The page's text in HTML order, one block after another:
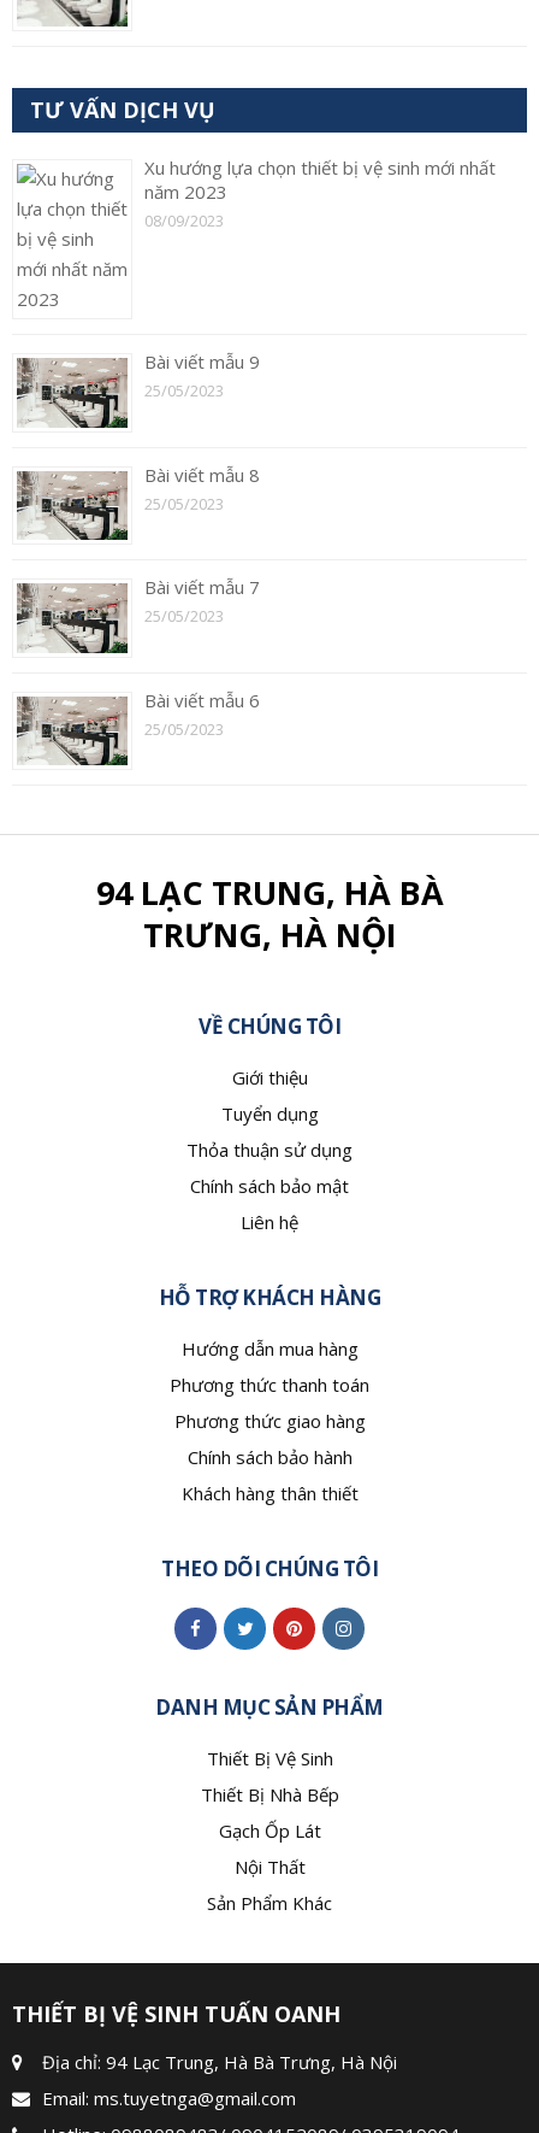
TƯ VẤN DỊCH VỤ
Xu hướng lựa chọn thiết bị vệ sinh mới nhất
năm 2023
08/09/2023
Bài viết mẫu 9
25/05/2023
Bài viết mẫu 8
25/05/2023
Bài viết mẫu 7
25/05/2023
Bài viết mẫu 6
25/05/2023
94 LẠC TRUNG, HÀ BÀ
TRƯNG, HÀ NỘI
VỀ CHÚNG TÔI
Giới thiệu
Tuyển dụng
Thỏa thuận sử dụng
Chính sách bảo mật
Liên hệ
HỖ TRỢ KHÁCH HÀNG
Hướng dẫn mua hàng
Phương thức thanh toán
Phương thức giao hàng
Chính sách bảo hành
Khách hàng thân thiết
THEO DÕI CHÚNG TÔI
DANH MỤC SẢN PHẨM
Thiết Bị Vệ Sinh
Thiết Bị Nhà Bếp
Gạch Ốp Lát
Nội Thất
Sản Phẩm Khác
THIẾT BỊ VỆ SINH TUẤN OANH
Địa chỉ: 94 Lạc Trung, Hà Bà Trưng, Hà Nội
Email: ms.tuyetnga@gmail.com